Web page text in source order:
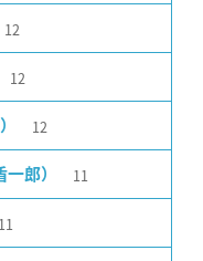
12
12
12
郎） 11
11